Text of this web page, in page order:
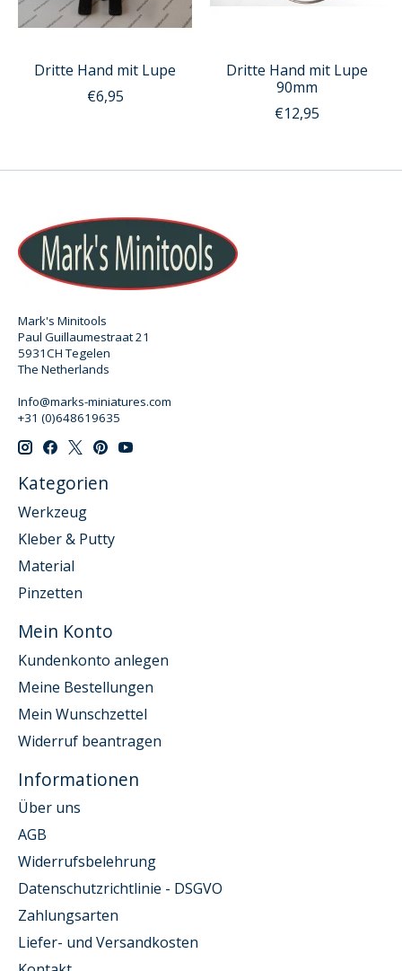
Dritte Hand mit Lupe
€6,95
Dritte Hand mit Lupe
90mm
€12,95
Mark's Minitools
Paul Guillaumestraat 21
5931CH Tegelen
The Netherlands
Info@marks-miniatures.com
+31 (0)648619635
Kategorien
Werkzeug
Kleber & Putty
Material
Pinzetten
Mein Konto
Kundenkonto anlegen
Meine Bestellungen
Mein Wunschzettel
Widerruf beantragen
Informationen
Über uns
AGB
Widerrufsbelehrung
Datenschutzrichtlinie - DSGVO
Zahlungsarten
Liefer- und Versandkosten